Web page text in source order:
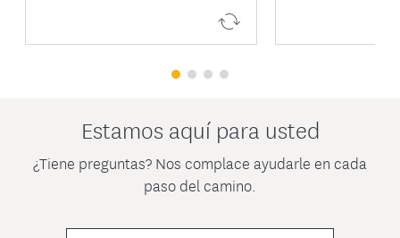
Estamos aquí para usted
¿Tiene preguntas? Nos complace ayudarle en cada
paso del camino.